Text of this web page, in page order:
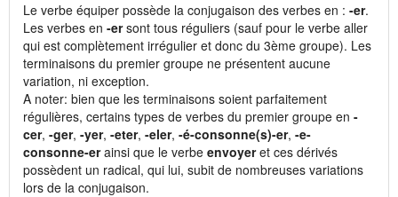
Le verbe équiper possède la conjugaison des verbes en : -er.
Les verbes en -ersont tous réguliers (sauf pour le verbe aller
qui est complètement irrégulier et donc du 3ème groupe). Les
terminaisons du premier groupe ne présentent aucune
variation, ni exception.
A noter: bien que les terminaisons soient parfaitement
régulières, certains types de verbes du premier groupe en -
cer, -ger, -yer, -eter, -eler, -é-consonne(s)-er, -e-
consonne-erainsi que le verbe envoyeret ces dérivés
possèdent un radical, qui lui, subit de nombreuses variations
lors de la conjugaison.